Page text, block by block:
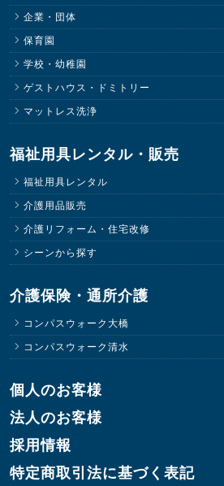
企業・団体
保育園
学校・幼稚園
ゲストハウス・ドミトリー
マットレス洗浄
福祉用具レンタル・販売
福祉用具レンタル
介護用品販売
介護リフォーム・住宅改修
シーンから探す
介護保険・通所介護
コンパスウォーク大橋
コンパスウォーク清水
個人のお客様
法人のお客様
採用情報
特定商取引法に基づく表記